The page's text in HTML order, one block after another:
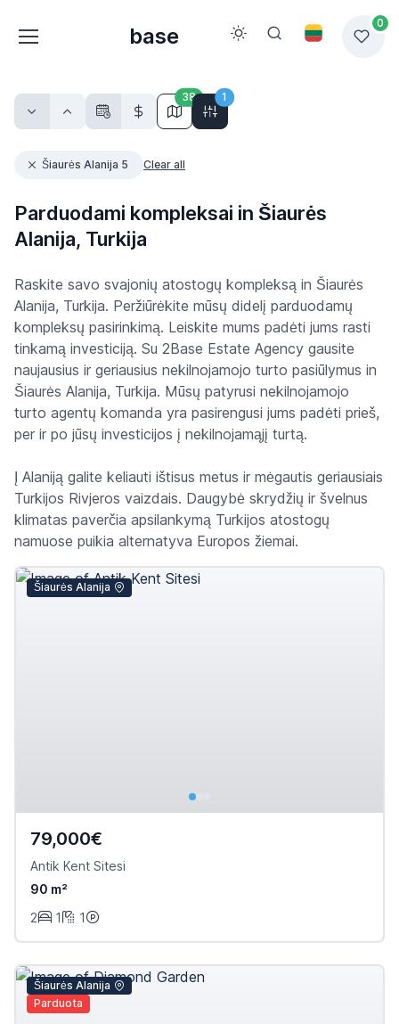
base
0
38 1
Šiaurės Alanija 5 Clear all
Parduodami kompleksai in Šiaurės
Alanija, Turkija
Raskite savo svajonių atostogų kompleksą in Šiaurės
Alanija, Turkija. Peržiūrėkite mūsų didelį parduodamų
kompleksų pasirinkimą. Leiskite mums padėti jums rasti
tinkamą investiciją. Su 2Base Estate Agency gausite
naujausius ir geriausius nekilnojamojo turto pasiūlymus in
Šiaurės Alanija, Turkija. Mūsų patyrusi nekilnojamojo
turto agentų komanda yra pasirengusi jums padėti prieš,
per ir po jūsų investicijos į nekilnojamąjį turtą.
Į Alaniją galite keliauti ištisus metus ir mėgautis geriausiais
Turkijos Rivjeros vaizdais. Daugybė skrydžių ir švelnus
klimatas paverčia apsilankymą Turkijos atostogų
namuose puikia alternatyva Europos žiemai.
Šiaurės Alanija
79,000€
Antik Kent Sitesi
90 m²
2
1 1
Šiaurės Alanija
Parduota